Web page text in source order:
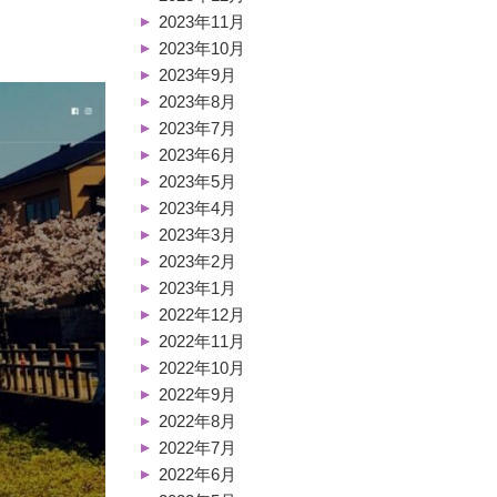
2023年11月
2023年10月
2023年9月
2023年8月
2023年7月
2023年6月
2023年5月
2023年4月
2023年3月
2023年2月
2023年1月
2022年12月
2022年11月
2022年10月
2022年9月
2022年8月
2022年7月
2022年6月